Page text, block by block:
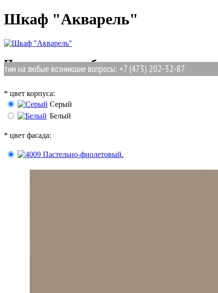
на любые возникшие вопросы: +7 (473) 202-32-87
Шкаф "Акварель"
Позиции для выбора
* цвет корпуса:
Серый
Белый
* цвет фасада: